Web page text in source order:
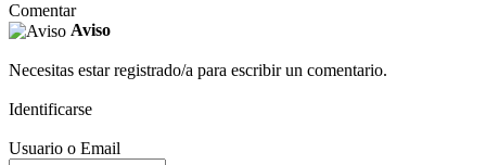
Comentar
Aviso
Necesitas estar registrado/a para escribir un comentario.
Identificarse
Usuario o Email